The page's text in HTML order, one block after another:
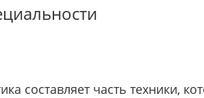
составляет часть техники,